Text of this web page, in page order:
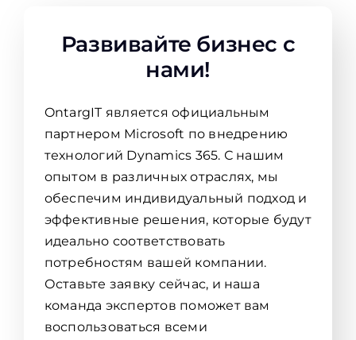
Развивайте бизнес с
нами!
OntargIT является официальным
партнером Microsoft по внедрению
технологий Dynamics 365. С нашим
опытом в различных отраслях, мы
обеспечим индивидуальный подход и
эффективные решения, которые будут
идеально соответствовать
потребностям вашей компании.
Оставьте заявку сейчас, и наша
команда экспертов поможет вам
воспользоваться всеми